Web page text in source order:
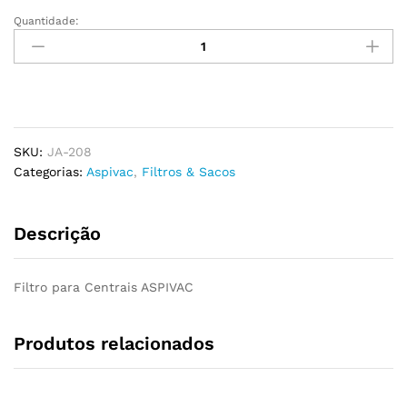
Filtro
ASPIVAC
quantidade
Quantidade:
SKU: JA-208
Categorias: Aspivac, Filtros & Sacos
Descrição
Filtro para Centrais ASPIVAC
Produtos relacionados